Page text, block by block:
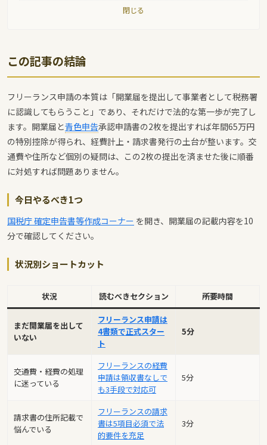
閉じる
この記事の結論
フリーランス申請の本質は「開業届を提出して事業者として税務署
に認識してもらうこと」であり、それだけで法的な第一歩が完了し
ます。開業届と青色申告承認申請書の2枚を提出すれば年間65万円
の特別控除が得られ、経費計上・請求書発行の土台が整います。交
通費や住所など個別の疑問は、この2枚の提出を済ませた後に順番
に対処すれば問題ありません。
今日やるべき1つ
国税庁 確定申告書等作成コーナー を開き、開業届の記載内容を10
分で確認してください。
状況別ショートカット
状況 読むべきセクション 所要時間
まだ開業届を出して
いない
フリーランス申請は
4書類で正式スター
ト
5分
交通費・経費の処理
に迷っている
フリーランスの経費
申請は領収書なしで
も3手段で対応可
5分
請求書の住所記載で
悩んでいる
フリーランスの請求
書は5項目必須で法
的要件を充足
3分